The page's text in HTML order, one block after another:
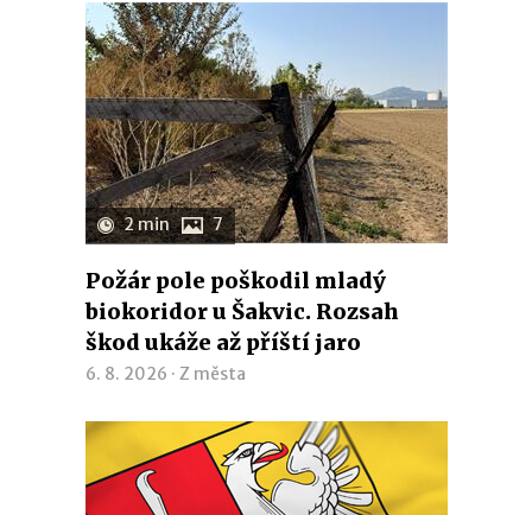
2 min 7
Požár pole poškodil mladý
biokoridor u Šakvic. Rozsah
škod ukáže až příští jaro
6. 8. 2026 · Z města